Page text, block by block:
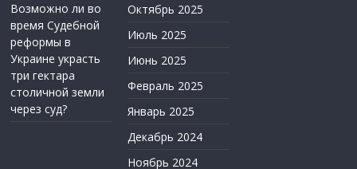
Возможно ли во
время Судебной
реформы в
Украине украсть
три гектара
столичной земли
через суд?
Октябрь 2025
Июль 2025
Июнь 2025
Февраль 2025
Январь 2025
Декабрь 2024
Ноябрь 2024